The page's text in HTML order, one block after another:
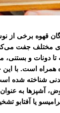
قهوه برخی از
مختلف جفت
تا دونات و
همراه است. با این
شناخته شده
آشپزها به
یا آفتابو